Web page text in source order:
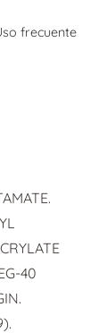
frecuente
40